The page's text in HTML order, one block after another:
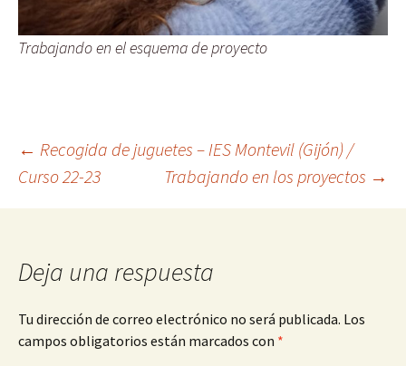
Trabajando en el esquema de proyecto
Navegación
de
entradas
← Recogida de juguetes – IES Montevil (Gijón) /
Curso 22-23
Trabajando en los proyectos →
Deja una respuesta
Tu dirección de correo electrónico no será publicada. Los
campos obligatorios están marcados con *